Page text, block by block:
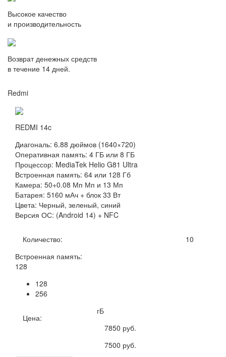
Высокое качество
и производительность
Возврат денежных средств
в течение 14 дней.
Redmi
REDMI 14c
Диагональ: 6.88 дюймов (1640×720)
Оперативная память: 4 ГБ или 8 ГБ
Процессор: MediaTek Helio G81 Ultra
Встроенная память: 64 или 128 Гб
Камера: 50+0.08 Мп Мп и 13 Мп
Батарея: 5160 мАч + блок 33 Вт
Цвета: Черный, зеленый, синий
Версия ОС: (Android 14) + NFC
Количество:
10
Встроенная память:
128
128
256
гБ
Цена:
7850 руб.
7500 руб.